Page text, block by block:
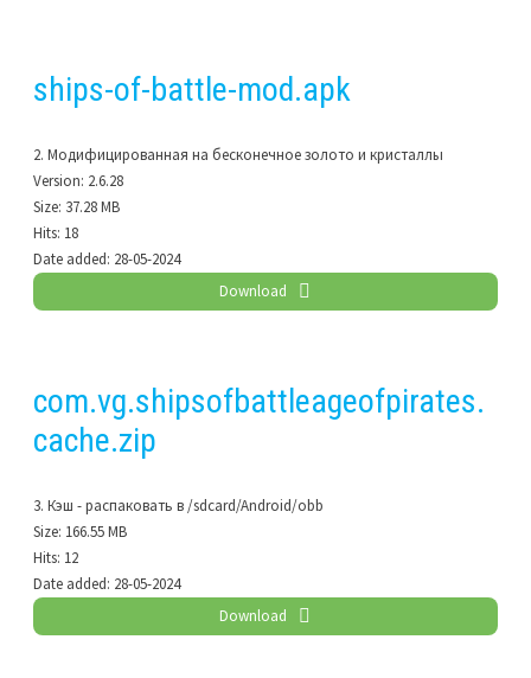
ships-of-battle-mod.apk
2. Модифицированная на бесконечное золото и кристаллы
Version: 2.6.28
Size: 37.28 MB
Hits: 18
Date added: 28-05-2024
Download
com.vg.shipsofbattleageofpirates.
cache.zip
3. Кэш - распаковать в /sdcard/Android/obb
Size: 166.55 MB
Hits: 12
Date added: 28-05-2024
Download